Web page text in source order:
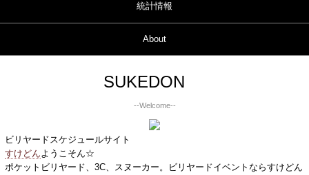
統計情報
About
SUKEDON
--Welcome--
ビリヤードスケジュールサイト
すけどんようこそん☆
ポケットビリヤード、3C、スヌーカー。ビリヤードイベントならすけどん